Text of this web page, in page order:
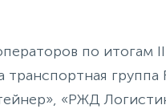
по итогам
группа
«РЖД